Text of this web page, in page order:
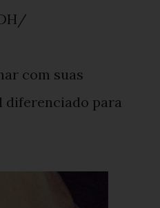
com suas
diferenciado para